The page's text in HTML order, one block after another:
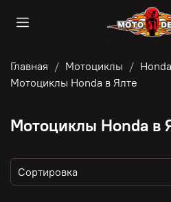
Главная Мотоциклы
Honda
Мотоциклы Honda в Ялте
Мотоциклы Honda в